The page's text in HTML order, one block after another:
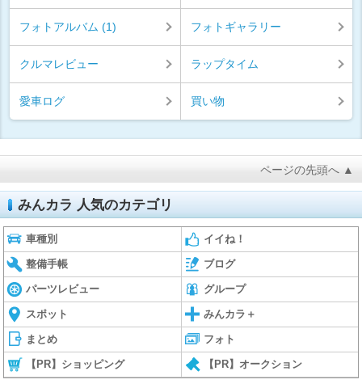
フォトアルバム (1) フォトギャラリー
クルマレビュー ラップタイム
愛車ログ 買い物
ページの先頭へ ▲
みんカラ 人気のカテゴリ
車種別 イイね！
整備手帳 ブログ
パーツレビュー グループ
スポット みんカラ＋
まとめ フォト
【PR】ショッピング 【PR】オークション